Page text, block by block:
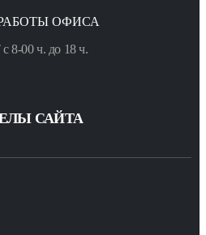
ОФИСА
8-00 ч. до 18 ч.
САЙТА